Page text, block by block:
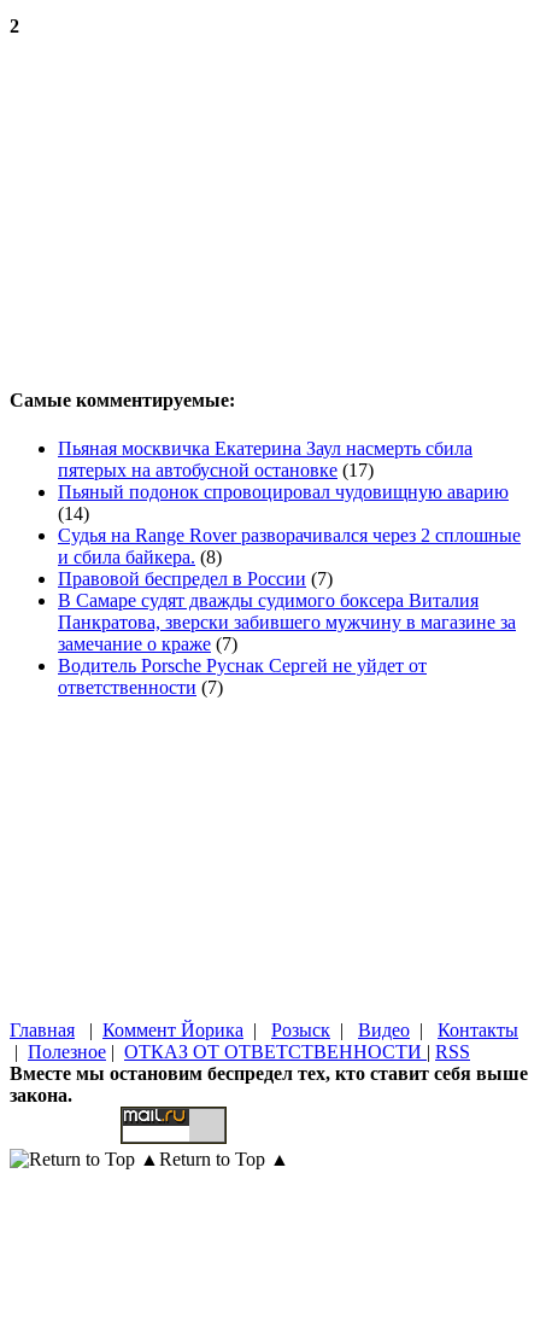
2
Самые комментируемые:
Пьяная москвичка Екатерина Заул насмерть сбила
пятерых на автобусной остановке (17)
Пьяный подонок спровоцировал чудовищную аварию
(14)
Судья на Range Rover разворачивался через 2 сплошные
и сбила байкера. (8)
Правовой беспредел в России (7)
В Самаре судят дважды судимого боксера Виталия
Панкратова, зверски забившего мужчину в магазине за
замечание о краже (7)
Водитель Porsche Руснак Сергей не уйдет от
ответственности (7)
Главная | Коммент Йорика | Розыск | Видео | Контакты
| Полезное | ОТКАЗ ОТ ОТВЕТСТВЕННОСТИ | RSS
Вместе мы остановим беспредел тех, кто ставит себя выше
закона.
Return to Top ▲